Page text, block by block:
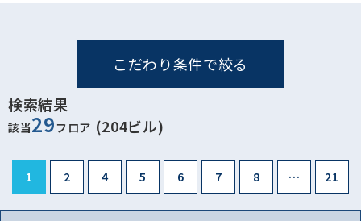
こだわり条件で絞る
検索結果
該当29 フロア (204ビル)
1 2 4 5 6 7 8 … 21